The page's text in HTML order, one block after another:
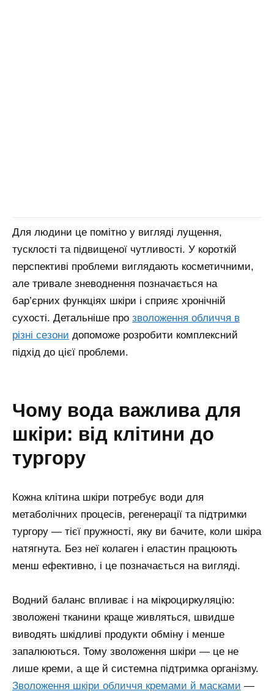
Для людини це помітно у вигляді лущення,
тусклості та підвищеної чутливості. У короткій
перспективі проблеми виглядають косметичними,
але тривале зневоднення позначається на
бар’єрних функціях шкіри і сприяє хронічній
сухості. Детальніше про зволоження обличчя в
різні сезони допоможе розробити комплексний
підхід до цієї проблеми.
чому вода важлива для
шкіри: від клітини до
тургору
Кожна клітина шкіри потребує води для
метаболічних процесів, регенерації та підтримки
тургору — тієї пружності, яку ви бачите, коли шкіра
натягнута. Без неї колаген і еластин працюють
менш ефективно, і це позначається на вигляді.
Водний баланс впливає і на мікроциркуляцію:
зволожені тканини краще живляться, швидше
виводять шкідливі продукти обміну і менше
запалюються. Тому зволоження шкіри — це не
лише креми, а ще й системна підтримка організму.
Зволоження шкіри обличчя кремами й масками —